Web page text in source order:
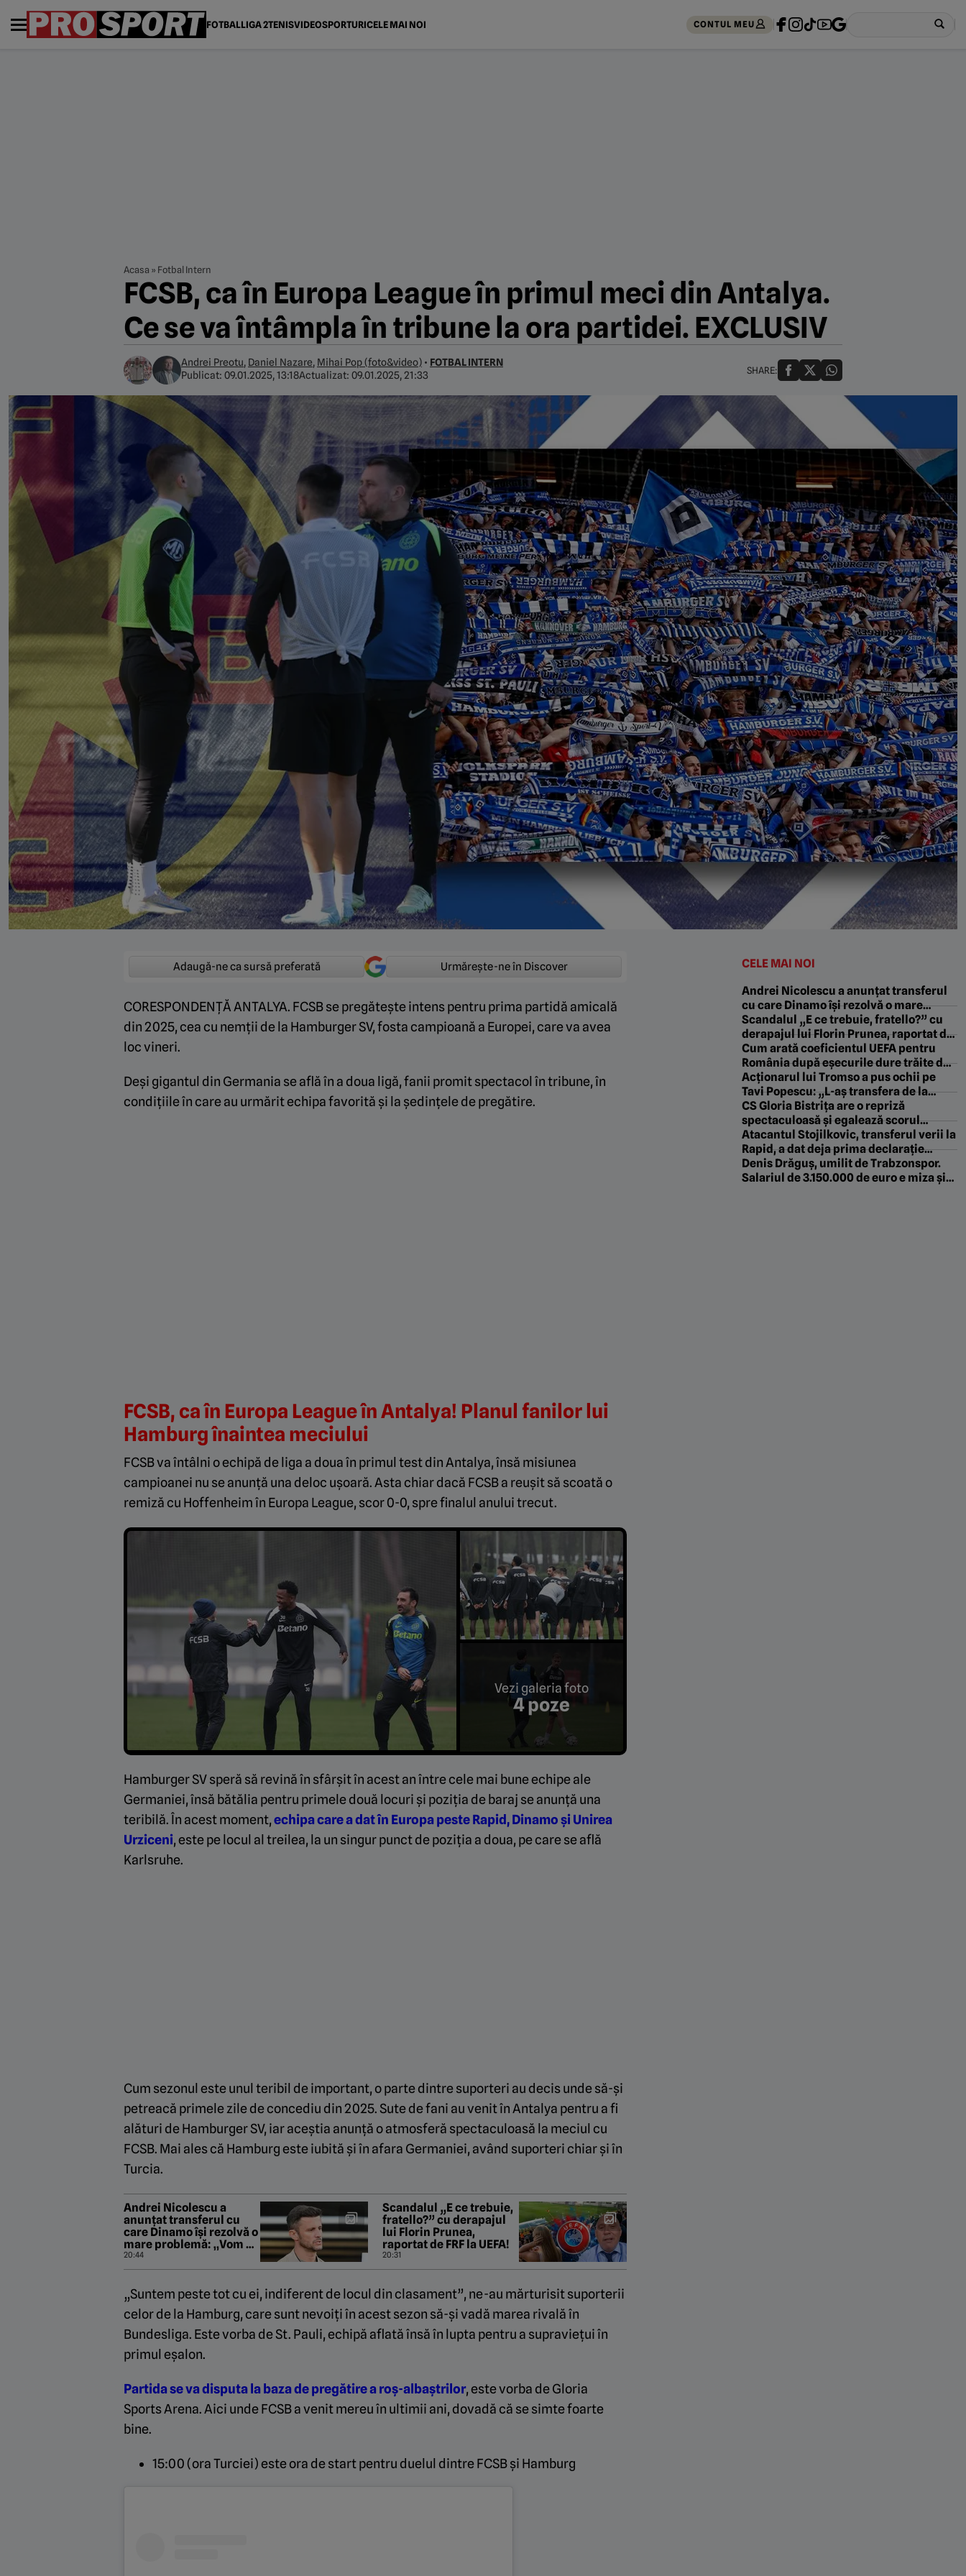
FOTBALLIGA 2TENISVIDEOSPORTURICELE MAI NOI CONTUL MEU
Acasa » Fotbal Intern
FCSB, ca în Europa League în primul meci din Antalya.
Ce se va întâmpla în tribune la ora partidei. EXCLUSIV
Andrei Preotu, Daniel Nazare, Mihai Pop (foto&video) • FOTBAL INTERN
Publicat: 09.01.2025, 13:18Actualizat: 09.01.2025, 21:33 SHARE:
Adaugă-ne ca sursă preferată Urmărește-ne în Discover
CORESPONDENȚĂ ANTALYA. FCSB se pregătește intens pentru prima partidă amicală
din 2025, cea cu nemții de la Hamburger SV, fosta campioană a Europei, care va avea
loc vineri.
Deși gigantul din Germania se află în a doua ligă, fanii promit spectacol în tribune, în
condițiile în care au urmărit echipa favorită și la ședințele de pregătire.
FCSB, ca în Europa League în Antalya! Planul fanilor lui
Hamburg înaintea meciului
FCSB va întâlni o echipă de liga a doua în primul test din Antalya, însă misiunea
campioanei nu se anunță una deloc ușoară. Asta chiar dacă FCSB a reușit să scoată o
remiză cu Hoffenheim în Europa League, scor 0-0, spre finalul anului trecut.
Vezi galeria foto
4 poze
Hamburger SV speră să revină în sfârșit în acest an între cele mai bune echipe ale
Germaniei, însă bătălia pentru primele două locuri și poziția de baraj se anunță una
teribilă. În acest moment,echipa care a dat în Europa peste Rapid, Dinamo și Unirea
Urziceni, este pe locul al treilea, la un singur punct de poziția a doua, pe care se află
Karlsruhe.
Cum sezonul este unul teribil de important, o parte dintre suporteri au decis unde să-și
petreacă primele zile de concediu din 2025. Sute de fani au venit în Antalya pentru a fi
alături de Hamburger SV, iar aceștia anunță o atmosferă spectaculoasă la meciul cu
FCSB. Mai ales că Hamburg este iubită și în afara Germaniei, având suporteri chiar și în
Turcia.
Andrei Nicolescu a
anunțat transferul cu
care Dinamo își rezolvă o
mare problemă: „Vom da
200.000 de euro pe el”
20:44
Scandalul „E ce trebuie,
fratello?” cu derapajul
lui Florin Prunea,
raportat de FRF la UEFA!
20:31
„Suntem peste tot cu ei, indiferent de locul din clasament”, ne-au mărturisit suporterii
celor de la Hamburg, care sunt nevoiți în acest sezon să-și vadă marea rivală în
Bundesliga. Este vorba de St. Pauli, echipă aflată însă în lupta pentru a supraviețui în
primul eșalon.
Partida se va disputa la baza de pregătire a roș-albaștrilor, este vorba de Gloria
Sports Arena. Aici unde FCSB a venit mereu în ultimii ani, dovadă că se simte foarte
bine.
15:00 (ora Turciei) este ora de start pentru duelul dintre FCSB și Hamburg
CELE MAI NOI
Andrei Nicolescu a anunțat transferul
cu care Dinamo își rezolvă o mare
problemă: „Vom da 200.000 de euro pe
el”
Scandalul „E ce trebuie, fratello?” cu
derapajul lui Florin Prunea, raportat de
FRF la UEFA!
Cum arată coeficientul UEFA pentru
România după eșecurile dure trăite de
FCSB cu Auda, de Craiova cu Levski și
de CFR cu Tromso!
Acționarul lui Tromso a pus ochii pe
Tavi Popescu: „L-aș transfera de la
FCSB. Ar face față”
CS Gloria Bistrița are o repriză
spectaculoasă și egalează scorul
sezonului. Unirea Slobozia pierde
umilitor la primul joc acasă de la
revenirea în Liga 2
Atacantul Stojilkovic, transferul verii la
Rapid, a dat deja prima declarație
„specială”: cum l-a numit pe Pancu!
Denis Drăguș, umilit de Trabzonspor.
Salariul de 3.150.000 de euro e miza și